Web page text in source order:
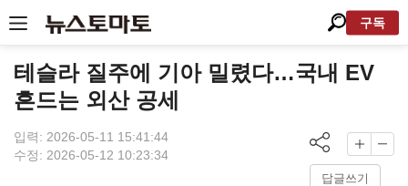
구독
테슬라 질주에 기아 밀렸다…국내 EV
흔드는 외산 공세
입력: 2026-05-11 15:41:44
수정: 2026-05-12 10:23:34
답글쓰기